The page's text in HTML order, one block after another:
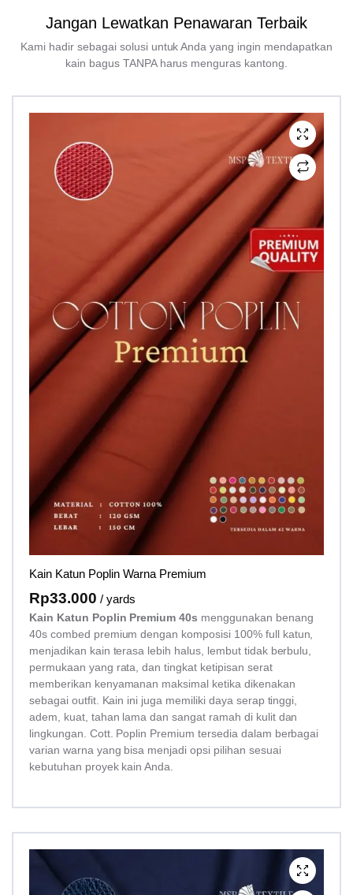
Jangan Lewatkan Penawaran Terbaik
Kami hadir sebagai solusi untuk Anda yang ingin mendapatkan
kain bagus TANPA harus menguras kantong.
Kain Katun Poplin Warna Premium
Rp33.000 / yards
Kain Katun Poplin Premium 40s menggunakan benang
40s combed premium dengan komposisi 100% full katun,
menjadikan kain terasa lebih halus, lembut tidak berbulu,
permukaan yang rata, dan tingkat ketipisan serat
memberikan kenyamanan maksimal ketika dikenakan
sebagai outfit. Kain ini juga memiliki daya serap tinggi,
adem, kuat, tahan lama dan sangat ramah di kulit dan
lingkungan. Cott. Poplin Premium tersedia dalam berbagai
varian warna yang bisa menjadi opsi pilihan sesuai
kebutuhan proyek kain Anda.